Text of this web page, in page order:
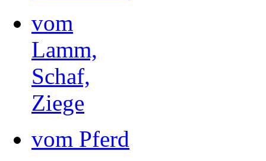
vom
Lamm,
Schaf,
Ziege
vom Pferd